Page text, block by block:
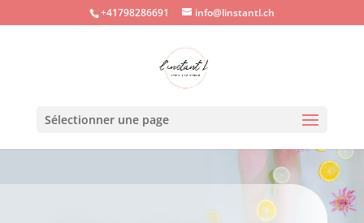
+41798286691 info@linstantl.ch
Sélectionner une page